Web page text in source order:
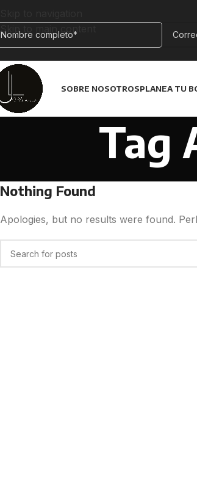
Skip to main content
SOBRE NOSOTROSPLANEA TU
Tag
Nothing Found
Apologies, but no results were found.